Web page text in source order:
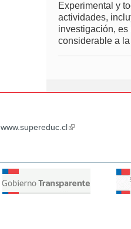
Experimental y
actividades,
investigación, es
considerable a
www.supereduc.cl(link